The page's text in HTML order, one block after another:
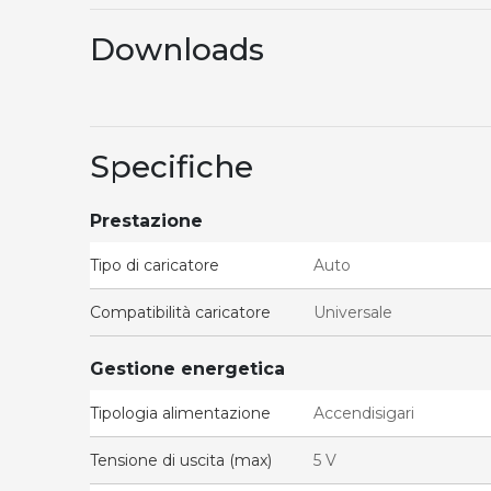
Downloads
Specifiche
Prestazione
Tipo di caricatore Auto
Compatibilità caricatore Universale
Gestione energetica
Tipologia alimentazione Accendisigari
Tensione di uscita (max) 5 V